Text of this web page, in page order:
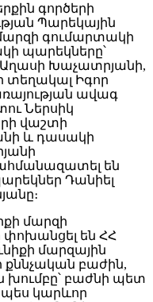
գործերի
Պարեկային
գումարտակի
պարեկները՝
Խաչատրյանի,
Իգոր
ավագ
Ներսիկ
վաշտի
և դասակի
են
Դանիել
մարզի
փոխանցել են ՀՀ
մարզային
քննչական բաժին,
խումբը՝ բաժնի պետ
կարևոր